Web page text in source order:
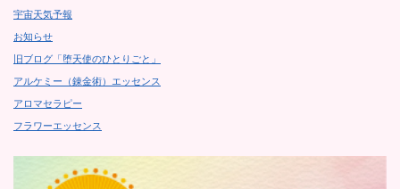
宇宙天気予報
お知らせ
旧ブログ「堕天使のひとりごと」
アルケミー（錬金術）エッセンス
アロマセラピー
フラワーエッセンス